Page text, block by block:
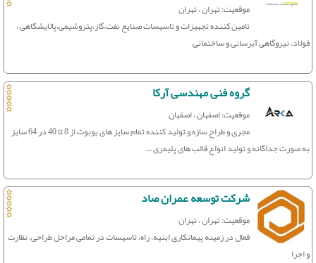
موقعیت: تهران ، تهران
تامین کننده تجهیزات و تاسیسات صنایع نفت،گاز،پتروشیمی،پالایشگاهی ،
فولاد، نیروگاهی آبرسانی و ساختمانی
گروه فنی مهندسی آرکا
موقعیت: اصفهان ، اصفهان
مجری و طراح سازه و تولید کننده تمام سایز های یوبوت از 8 تا 40 در 64 سایز
به صورت جداگانه و تولید انواع قالب های پلیمری ...
شرکت توسعه عمران صاد
موقعیت: تهران ، تهران
فعال در زمینه پیمانکاری ابنیه، راه، تاسیسات در تمامی مراحل طراحی، نظارت
و اجرا